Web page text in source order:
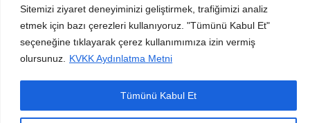
Sitemizi ziyaret deneyiminizi geliştirmek, trafiğimizi analiz
etmek için bazı çerezleri kullanıyoruz. "Tümünü Kabul Et"
seçeneğine tıklayarak çerez kullanımımıza izin vermiş
olursunuz.
KVKK Aydınlatma Metni
Tümünü Kabul Et
Copyright © 2026 Esen Isıtma Soğutma İnşaat Ltd Şti | Tüm Hakları Saklıdır.